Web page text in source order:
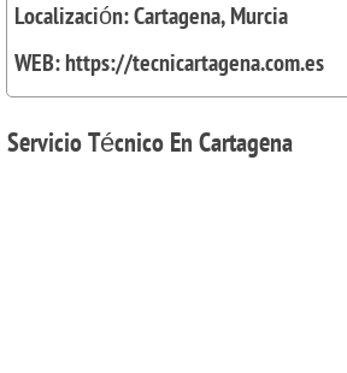
Localización: Cartagena, Murcia
WEB: https://tecnicartagena.com.es
ServicioTécnico En Cartagena